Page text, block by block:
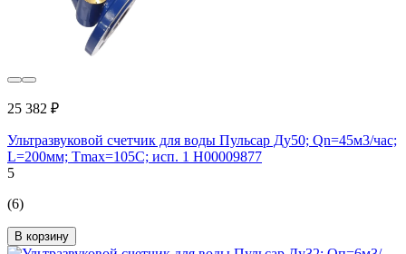
25 382 ₽
Ультразвуковой счетчик для воды Пульсар Ду50; Qn=45м3/час;
L=200мм; Тmax=105C; исп. 1 Н00009877
5
(6)
В корзину